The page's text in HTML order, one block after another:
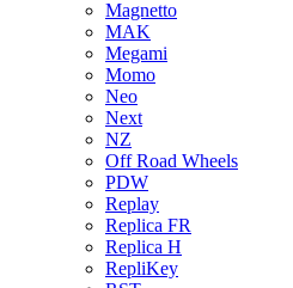
Magnetto
MAK
Megami
Momo
Neo
Next
NZ
Off Road Wheels
PDW
Replay
Replica FR
Replica H
RepliKey